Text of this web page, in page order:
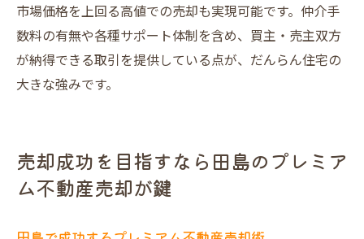
市場価格を上回る高値での売却も実現可能です。仲介手
数料の有無や各種サポート体制を含め、買主・売主双方
が納得できる取引を提供している点が、だんらん住宅の
大きな強みです。
売却成功を目指すなら田島のプレミア
ム不動産売却が鍵